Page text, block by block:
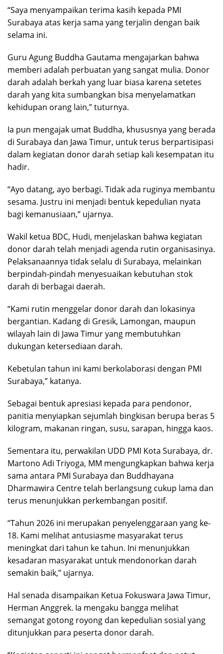
“Saya menyampaikan terima kasih kepada PMI
Surabaya atas kerja sama yang terjalin dengan baik
selama ini.
Guru Agung Buddha Gautama mengajarkan bahwa
memberi adalah perbuatan yang sangat mulia. Donor
darah adalah berkah yang luar biasa karena setetes
darah yang kita sumbangkan bisa menyelamatkan
kehidupan orang lain,” tuturnya.
Ia pun mengajak umat Buddha, khususnya yang berada
di Surabaya dan Jawa Timur, untuk terus berpartisipasi
dalam kegiatan donor darah setiap kali kesempatan itu
hadir.
“Ayo datang, ayo berbagi. Tidak ada ruginya membantu
sesama. Justru ini menjadi bentuk kepedulian nyata
bagi kemanusiaan,” ujarnya.
Wakil ketua BDC, Hudi, menjelaskan bahwa kegiatan
donor darah telah menjadi agenda rutin organisasinya.
Pelaksanaannya tidak selalu di Surabaya, melainkan
berpindah-pindah menyesuaikan kebutuhan stok
darah di berbagai daerah.
“Kami rutin menggelar donor darah dan lokasinya
bergantian. Kadang di Gresik, Lamongan, maupun
wilayah lain di Jawa Timur yang membutuhkan
dukungan ketersediaan darah.
Kebetulan tahun ini kami berkolaborasi dengan PMI
Surabaya,” katanya.
Sebagai bentuk apresiasi kepada para pendonor,
panitia menyiapkan sejumlah bingkisan berupa beras 5
kilogram, makanan ringan, susu, sarapan, hingga kaos.
Sementara itu, perwakilan UDD PMI Kota Surabaya, dr.
Martono Adi Triyoga, MM mengungkapkan bahwa kerja
sama antara PMI Surabaya dan Buddhayana
Dharmawira Centre telah berlangsung cukup lama dan
terus menunjukkan perkembangan positif.
“Tahun 2026 ini merupakan penyelenggaraan yang ke-
18. Kami melihat antusiasme masyarakat terus
meningkat dari tahun ke tahun. Ini menunjukkan
kesadaran masyarakat untuk mendonorkan darah
semakin baik,” ujarnya.
Hal senada disampaikan Ketua Fokuswara Jawa Timur,
Herman Anggrek. Ia mengaku bangga melihat
semangat gotong royong dan kepedulian sosial yang
ditunjukkan para peserta donor darah.